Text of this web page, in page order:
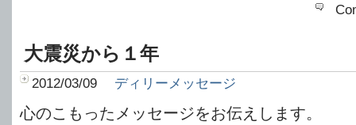
大震災から１年
2012/03/09 ディリーメッセージ
心のこもったメッセージをお伝えします。